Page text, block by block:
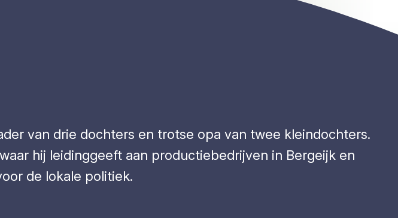
van drie dochters en trotse opa van twee kleindochters.
hij leidinggeeft aan productiebedrijven in Bergeijk en
de lokale politiek.